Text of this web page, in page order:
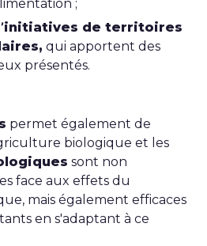
;
de territoires
qui apportent des
présentés.
permet également de
biologique et les
sont non
face aux effets du
mais également efficaces
en s'adaptant à ce